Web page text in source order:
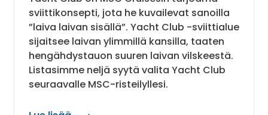
sviittikonsepti, jota he kuvailevat sanoilla
”laiva laivan sisällä”. Yacht Club -sviittialue
sijaitsee laivan ylimmillä kansilla, taaten
hengähdystauon suuren laivan vilskeestä.
Listasimme neljä syytä valita Yacht Club
seuraavalle MSC-risteilyllesi.